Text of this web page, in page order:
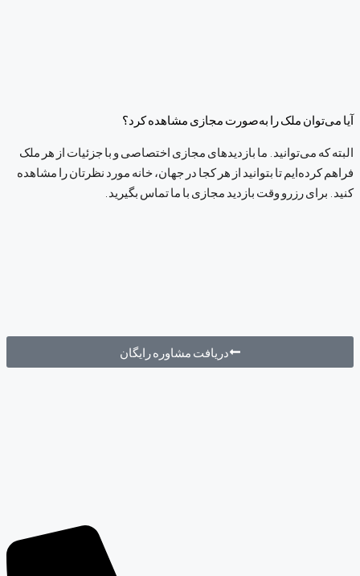
آیا می‌توان ملک را به‌صورت مجازی مشاهده کرد؟
البته که می‌توانید. ما بازدیدهای مجازی اختصاصی و با جزئیات از هر ملک
فراهم کرده‌ایم تا بتوانید از هر کجا در جهان، خانه مورد نظرتان را مشاهده
کنید. برای رزرو وقت بازدید مجازی با ما تماس بگیرید.
دریافت مشاوره رایگان